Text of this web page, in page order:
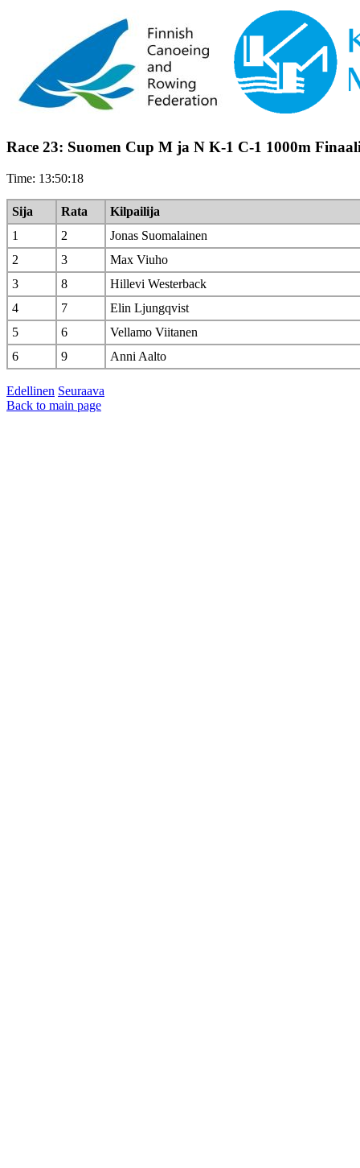
Race 23: Suomen Cup M ja N K-1 C-1 1000m
Time: 13:50:18
Sija Rata
Kilpailija
1
2
Jonas Suomalainen
2
3
Max Viuho
3
8
Hillevi Westerback
4
7
Elin Ljungqvist
5
6
Vellamo Viitanen
6
9 Anni Aalto
Edellinen Seuraava
Back to main page